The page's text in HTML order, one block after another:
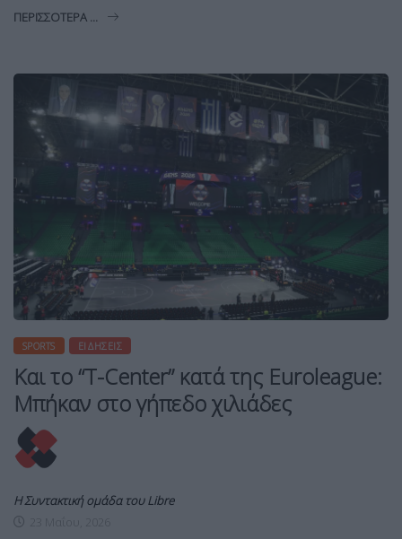
ΠΕΡΙΣΣΌΤΕΡΑ ...
SPORTS ΕΙΔΉΣΕΙΣ
Και το “T-Center” κατά της Euroleague:
Μπήκαν στο γήπεδο χιλιάδες
Η Συντακτική ομάδα του Libre